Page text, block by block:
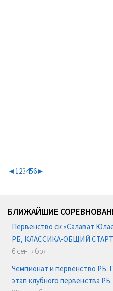
◄ 123456►
БЛИЖАЙШИЕ
Первенство ск «Салават
РБ, КЛАССИКА-ОБЩИЙ
6 сентября
Чемпионат и первенство РБ.
этап клубного первенства РБ.